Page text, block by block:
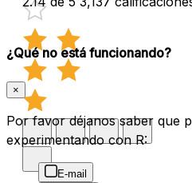
¿Qué no está funcionando?
×
Por favor déjanos saber que
experimentando con R:
E-mail